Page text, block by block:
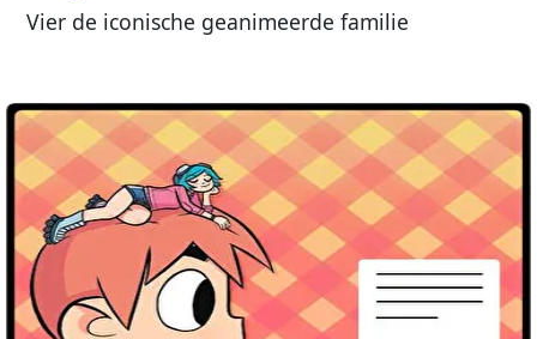
Vier de iconische geanimeerde familie